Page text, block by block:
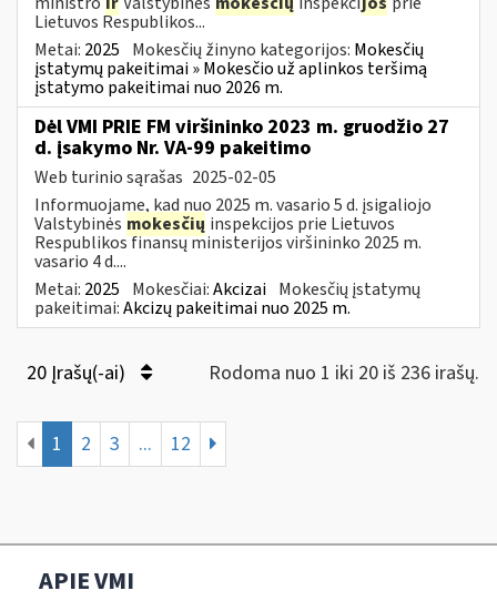
Lietuvos Respublikos...
Metai: 2025 Mokesčių žinyno kategorijos: Mokesčių
įstatymų pakeitimai » Mokesčio už aplinkos teršimą
įstatymo pakeitimai nuo 2026 m.
Dėl VMI PRIE FM viršininko 2023 m. gruodžio 27
d. įsakymo Nr. VA-99 pakeitimo
Web turinio sąrašas 2025-02-05
Informuojame, kad nuo 2025 m. vasario 5 d. įsigaliojo
Valstybinės mokesčių inspekcijos prie Lietuvos
Respublikos finansų ministerijos viršininko 2025 m.
vasario 4 d....
Metai: 2025 Mokesčiai:Akcizai Mokesčių įstatymų
pakeitimai:Akcizų pakeitimai nuo 2025 m.
20 Įrašų(-ai) Rodoma nuo 1 iki 20 iš 236 irašų.
1 2 3 ... 12
APIE VMI